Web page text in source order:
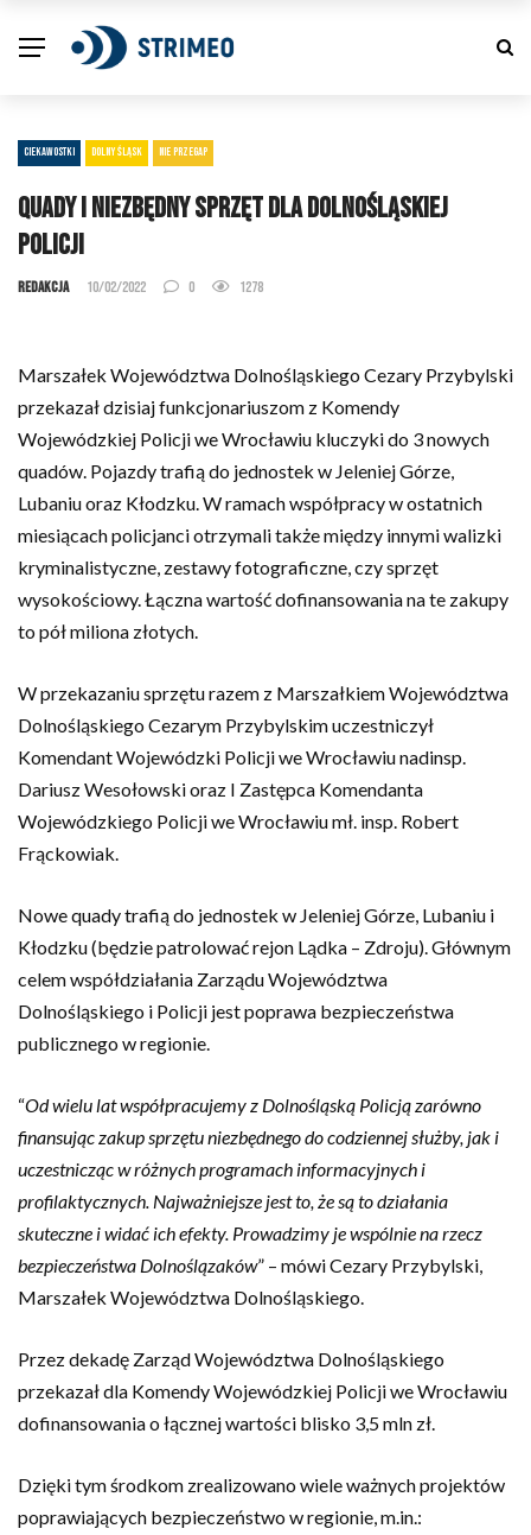
CIEKAWOSTKI DOLNY ŚLĄSK NIE PRZEGAP
Quady i niezbędny sprzęt dla dolnośląskiej
policji
Redakcja 10/02/2022 0 1278
Marszałek Województwa Dolnośląskiego Cezary Przybylski
przekazał dzisiaj funkcjonariuszom z Komendy
Wojewódzkiej Policji we Wrocławiu kluczyki do 3 nowych
quadów. Pojazdy trafią do jednostek w Jeleniej Górze,
Lubaniu oraz Kłodzku. W ramach współpracy w ostatnich
miesiącach policjanci otrzymali także między innymi walizki
kryminalistyczne, zestawy fotograficzne, czy sprzęt
wysokościowy. Łączna wartość dofinansowania na te zakupy
to pół miliona złotych.
W przekazaniu sprzętu razem z Marszałkiem Województwa
Dolnośląskiego Cezarym Przybylskim uczestniczył
Komendant Wojewódzki Policji we Wrocławiu nadinsp.
Dariusz Wesołowski oraz I Zastępca Komendanta
Wojewódzkiego Policji we Wrocławiu mł. insp. Robert
Frąckowiak.
Nowe quady trafią do jednostek w Jeleniej Górze, Lubaniu i
Kłodzku (będzie patrolować rejon Lądka – Zdroju). Głównym
celem współdziałania Zarządu Województwa
Dolnośląskiego i Policji jest poprawa bezpieczeństwa
publicznego w regionie.
“Od wielu lat współpracujemy z Dolnośląską Policją zarówno
finansując zakup sprzętu niezbędnego do codziennej służby, jak i
uczestnicząc w różnych programach informacyjnych i
profilaktycznych. Najważniejsze jest to, że są to działania
skuteczne i widać ich efekty. Prowadzimy je wspólnie na rzecz
bezpieczeństwa Dolnoślązaków” – mówi Cezary Przybylski,
Marszałek Województwa Dolnośląskiego.
Przez dekadę Zarząd Województwa Dolnośląskiego
przekazał dla Komendy Wojewódzkiej Policji we Wrocławiu
dofinansowania o łącznej wartości blisko 3,5 mln zł.
Dzięki tym środkom zrealizowano wiele ważnych projektów
poprawiających bezpieczeństwo w regionie, m.in.: